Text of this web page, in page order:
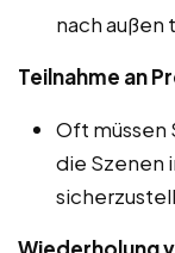
nach außen
Teilnahme an
Oft müssen
die Szenen
Wiederholung